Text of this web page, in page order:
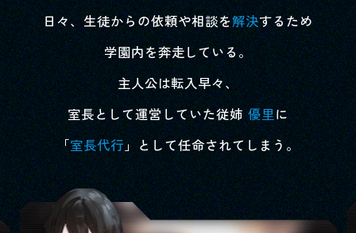
日々、生徒からの依頼や相談を解決するため
学園内を奔走している。
主人公は転入早々、
室長として運営していた従姉優里に
「室長代行」として任命されてしまう。